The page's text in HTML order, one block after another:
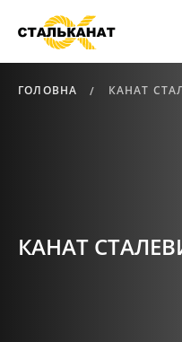
ГОЛОВНА КАНАТ
КАНАТ